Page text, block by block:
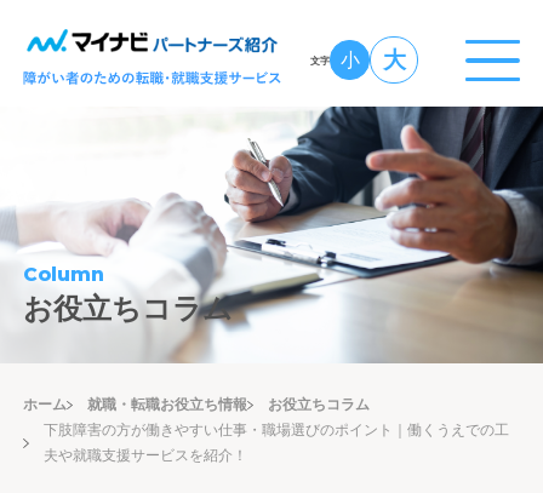
文字 小 大
Column
お役立ちコラム
ホーム 就職・転職お役立ち情報
お役立ちコラム
下肢障害の方が働きやすい仕事・職場選びのポイント｜働くうえでの工
夫や就職支援サービスを紹介！